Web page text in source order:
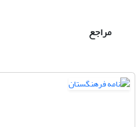
مراجع